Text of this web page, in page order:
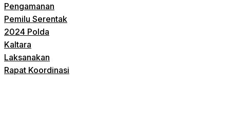
Pengamanan
Pemilu Serentak
2024 Polda
Kaltara
Laksanakan
Rapat Koordinasi